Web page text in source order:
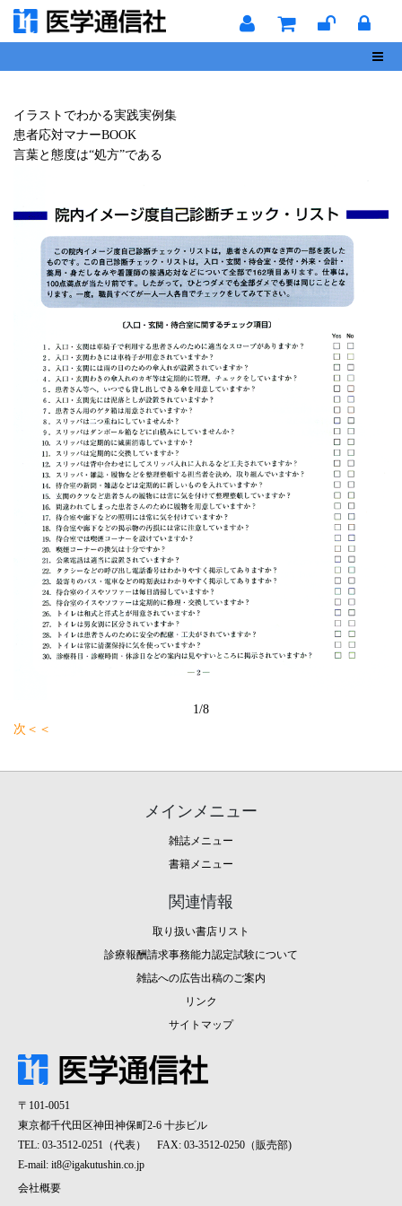
イラストでわかる実践実例集
患者応対マナーBOOK
言葉と態度は“処方”である
1/8
次＜＜
メインメニュー
雑誌メニュー
書籍メニュー
関連情報
取り扱い書店リスト
診療報酬請求事務能力認定試験について
雑誌への広告出稿のご案内
リンク
サイトマップ
〒101-0051
東京都千代田区神田神保町2-6 十歩ビル
TEL: 03-3512-0251（代表） FAX: 03-3512-0250（販売部)
E-mail: it8@igakutushin.co.jp
会社概要